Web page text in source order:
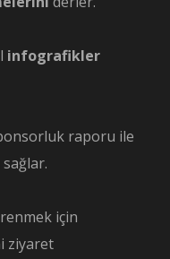
infografikler
raporu ile
sağlar.
için
ziyaret